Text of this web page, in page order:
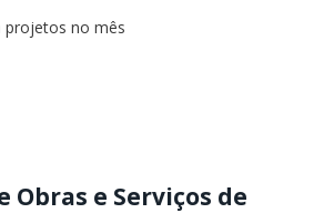
projetos no mês
Obras e Serviços de